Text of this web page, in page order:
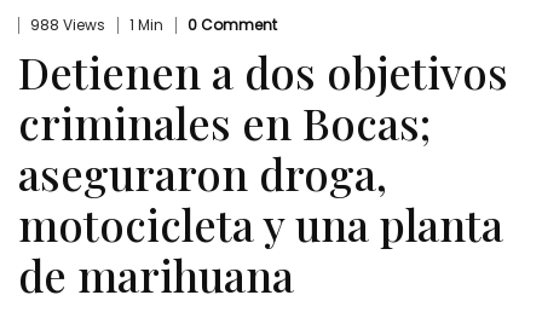
988 Views 1 Min 0 Comment
Detienen a dos objetivos
criminales en Bocas;
aseguraron droga,
motocicleta y una planta
de marihuana